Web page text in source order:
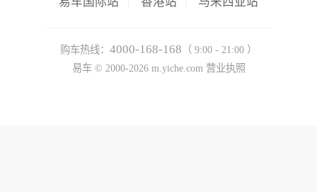
购车热线： 4000-168-168 （ 9:00 - 21:00 ）
易车 © 2000-2026m.yiche.com 营业执照